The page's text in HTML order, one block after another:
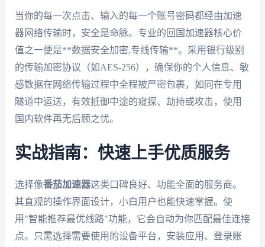
当你的每一次点击、输入的每一个账号密码都经由加速
器网络传输时，安全是命脉。专业的回国加速器核心价
值之一便是**数据安全加密,专线传输**。采用银行级别
的传输加密协议（如AES-256），确保你的个人信息、敏
感数据在网络传输过程中全程被严密包裹，如同在专用
隧道中运送，有效抵御中途的窥探、劫持或攻击，使用
国内软件再无后顾之忧。
实战指南：快速上手优质服务
选择像番茄加速器这类口碑良好、功能全面的服务商。
其直观的操作界面设计，小白用户也能快速掌握。使
用"智能推荐最优线路"功能，它会自动为你匹配最佳连接
点。只需选择需要使用的设备平台，安装应用、登录账